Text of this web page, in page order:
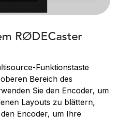
RØDECaster
Funktionstaste
Bereich des
Sie den Encoder, um
Layouts zu blättern,
Encoder, um Ihre